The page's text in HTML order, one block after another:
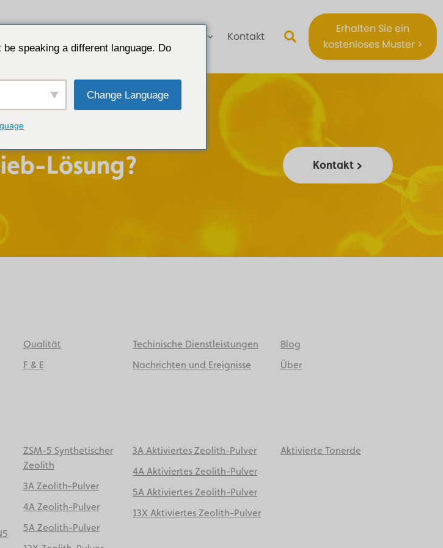
Kontakt
Erhalten Sie ein
kostenloses Muster >
Lösung? Kontakt >
Qualität Techinische Dienstleistungen
Blog
F & E Nachrichten und Ereignisse Über
ZSM-5 Synthetischer
Zeolith
3A Zeolith-Pulver
4A Zeolith-Pulver
5A Zeolith-Pulver
3A Aktiviertes Zeolith-Pulver
4A Aktiviertes Zeolith-Pulver
5A Aktiviertes Zeolith-Pulver
13X Aktiviertes Zeolith-Pulver
Aktivierte Tonerde
speaking a different language. Do
Change Language